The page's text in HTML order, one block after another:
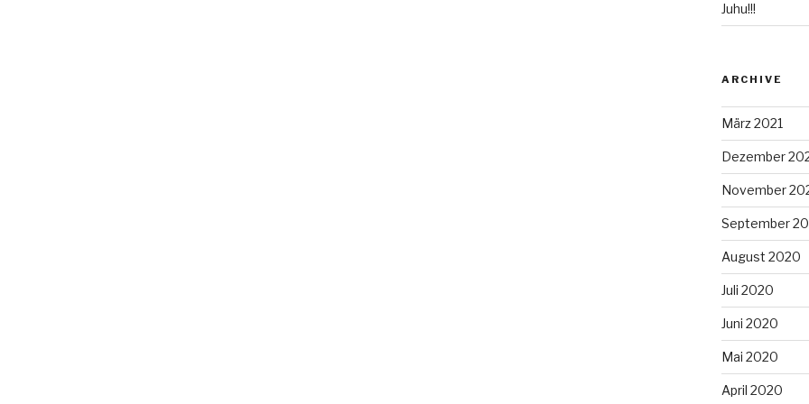
Juhu!!!
ARCHIVE
März 2021
Dezember
November
September
August 2020
Juli 2020
Juni 2020
Mai 2020
April 2020